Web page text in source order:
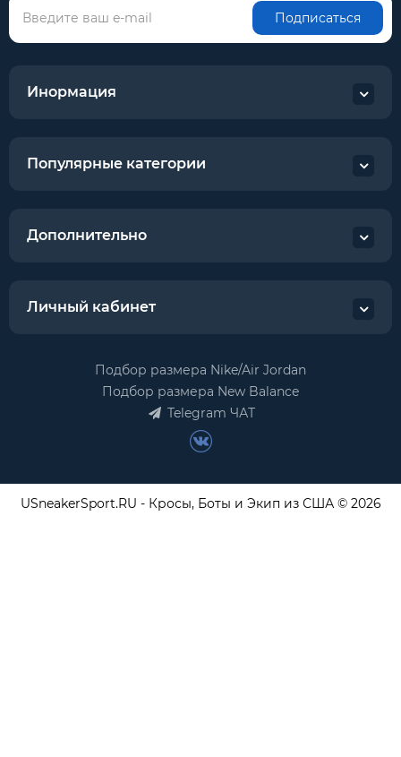
Подписаться
Инормация
Популярные категории
Дополнительно
Личный кабинет
Подбор размера Nike/Air Jordan
Подбор размера New Balance
Telegram ЧАТ
USneakerSport.RU - Кросы, Боты и Экип из США © 2026